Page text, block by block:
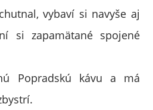
vybaví si navyše aj
si zapamätané spojené
Popradskú kávu a má